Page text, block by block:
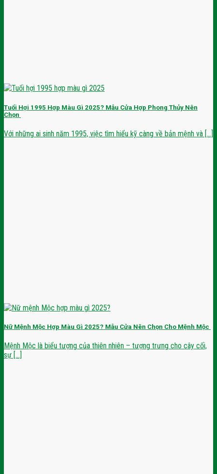
Tuổi Hợi 1995 Hợp Màu Gì 2025? Mẫu Cửa Hợp Phong Thủy Nên
Chọn
Với những ai sinh năm 1995, việc tìm hiểu kỹ càng về bản mệnh và [...]
Nữ Mệnh Mộc Hợp Màu Gì 2025? Mẫu Cửa Nên Chọn Cho Mệnh Mộc
Mệnh Mộc là biểu tượng của thiên nhiên – tượng trưng cho cây cối,
sự [...]